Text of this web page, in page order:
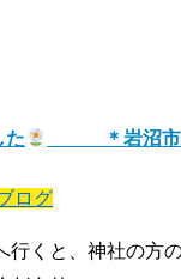
た ＊岩沼市チ
ログ
行くと、神社の方